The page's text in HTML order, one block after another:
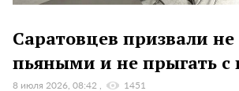
Саратовцев призвали не
пьяными и не прыгать с
8 июля 2026, 08:42 1451